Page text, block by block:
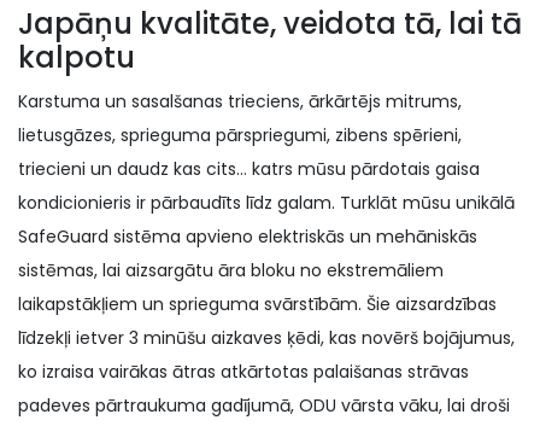
Japāņu kvalitāte, veidota tā, lai tā
kalpotu
Karstuma un sasalšanas trieciens, ārkārtējs mitrums,
lietusgāzes, sprieguma pārspriegumi, zibens spērieni,
triecieni un daudz kas cits… katrs mūsu pārdotais gaisa
kondicionieris ir pārbaudīts līdz galam. Turklāt mūsu unikālā
SafeGuard sistēma apvieno elektriskās un mehāniskās
sistēmas, lai aizsargātu āra bloku no ekstremāliem
laikapstākļiem un sprieguma svārstībām. Šie aizsardzības
līdzekļi ietver 3 minūšu aizkaves ķēdi, kas novērš bojājumus,
ko izraisa vairākas ātras atkārtotas palaišanas strāvas
padeves pārtraukuma gadījumā, ODU vārsta vāku, lai droši